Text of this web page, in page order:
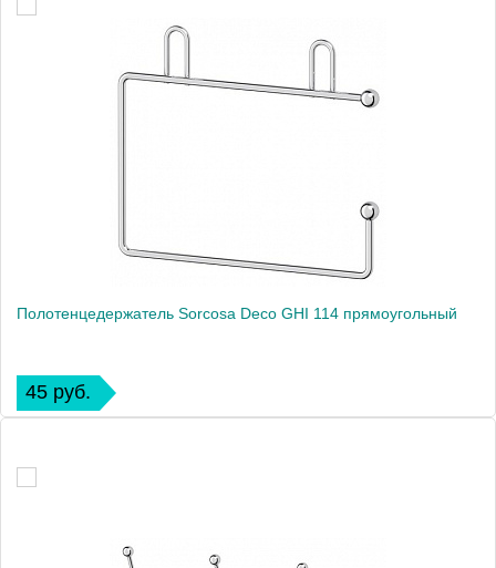
Полотенцедержатель Sorcosa Deco GHI 114 прямоугольный
45 руб.